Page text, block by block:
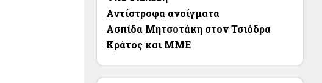
Αντίστροφα ανοίγματα
Ασπίδα Μητσοτάκη στον Τσιόδρα
Κράτος και ΜΜΕ